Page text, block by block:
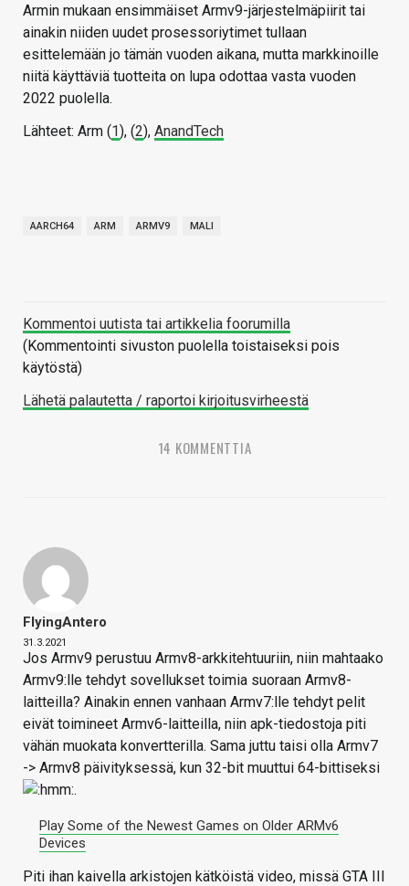
Armin mukaan ensimmäiset Armv9-järjestelmäpiirit tai
ainakin niiden uudet prosessoriytimet tullaan
esittelemään jo tämän vuoden aikana, mutta markkinoille
niitä käyttäviä tuotteita on lupa odottaa vasta vuoden
2022 puolella.
Lähteet: Arm (1), (2), AnandTech
AARCH64 ARM ARMV9 MALI
Kommentoi uutista tai artikkelia foorumilla
(Kommentointi sivuston puolella toistaiseksi pois
käytöstä)
Lähetä palautetta / raportoi kirjoitusvirheestä
14 KOMMENTTIA
FlyingAntero
31.3.2021
Jos Armv9 perustuu Armv8-arkkitehtuuriin, niin mahtaako
Armv9:lle tehdyt sovellukset toimia suoraan Armv8-
laitteilla? Ainakin ennen vanhaan Armv7:lle tehdyt pelit
eivät toimineet Armv6-laitteilla, niin apk-tiedostoja piti
vähän muokata konvertterilla. Sama juttu taisi olla Armv7
-> Armv8 päivityksessä, kun 32-bit muuttui 64-bittiseksi
.
Play Some of the Newest Games on Older ARMv6
Devices
Piti ihan kaivella arkistojen kätköistä video, missä GTA III